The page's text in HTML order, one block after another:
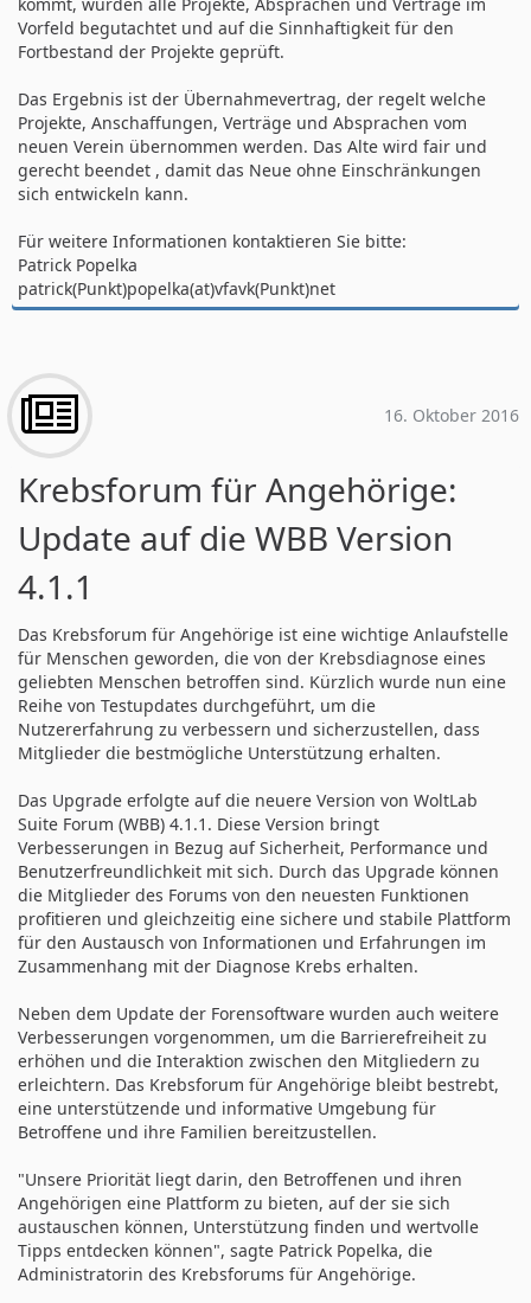
Vorfeld begutachtet und auf die Sinnhaftigkeit für den
Fortbestand der Projekte geprüft.
Das Ergebnis ist der Übernahmevertrag, der regelt welche
Projekte, Anschaffungen, Verträge und Absprachen vom
neuen Verein übernommen werden. Das Alte wird fair und
gerecht beendet , damit das Neue ohne Einschränkungen
sich entwickeln kann.
Für weitere Informationen kontaktieren Sie bitte:
Patrick Popelka
patrick(Punkt)popelka(at)vfavk(Punkt)net
16. Oktober 2016
Krebsforum für Angehörige:
Update auf die WBB Version
4.1.1
Das Krebsforum für Angehörige ist eine wichtige Anlaufstelle
für Menschen geworden, die von der Krebsdiagnose eines
geliebten Menschen betroffen sind. Kürzlich wurde nun eine
Reihe von Testupdates durchgeführt, um die
Nutzererfahrung zu verbessern und sicherzustellen, dass
Mitglieder die bestmögliche Unterstützung erhalten.
Das Upgrade erfolgte auf die neuere Version von WoltLab
Suite Forum (WBB) 4.1.1. Diese Version bringt
Verbesserungen in Bezug auf Sicherheit, Performance und
Benutzerfreundlichkeit mit sich. Durch das Upgrade können
die Mitglieder des Forums von den neuesten Funktionen
profitieren und gleichzeitig eine sichere und stabile Plattform
für den Austausch von Informationen und Erfahrungen im
Zusammenhang mit der Diagnose Krebs erhalten.
Neben dem Update der Forensoftware wurden auch weitere
Verbesserungen vorgenommen, um die Barrierefreiheit zu
erhöhen und die Interaktion zwischen den Mitgliedern zu
erleichtern. Das Krebsforum für Angehörige bleibt bestrebt,
eine unterstützende und informative Umgebung für
Betroffene und ihre Familien bereitzustellen.
"Unsere Priorität liegt darin, den Betroffenen und ihren
Angehörigen eine Plattform zu bieten, auf der sie sich
austauschen können, Unterstützung finden und wertvolle
Tipps entdecken können", sagte Patrick Popelka, die
Administratorin des Krebsforums für Angehörige.